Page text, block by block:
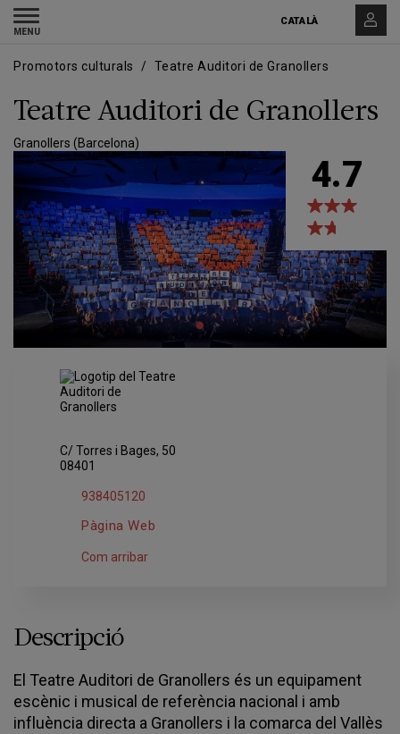
Vés
contingut
Skip
main
CATALÀ
Toggle
navigation
Promotors culturals Teatre Auditori de Granollers
Teatre Auditori de Granollers
Granollers (Barcelona)
4.7
C/ Torres i Bages, 50
08401
938405120
Pàgina Web
Com arribar
Descripció
El Teatre Auditori de Granollers és un equipament
escènic i musical de referència nacional i amb
influència directa a Granollers i la comarca del Vallès